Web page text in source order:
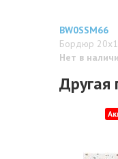
BW0SSM66
Бордюр
Нет в
Другая